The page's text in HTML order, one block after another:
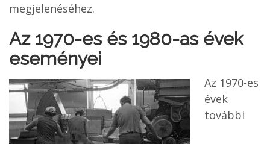
megjelenéséhez.
Az 1970-es és 1980-as évek
eseményei
Az 1970-es
évek
további